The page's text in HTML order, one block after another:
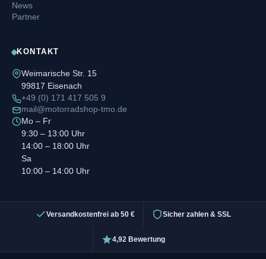
News
Partner
KONTAKT
Weimarische Str. 15
99817 Eisenach
+49 (0) 171 417 505 9
mail@motorradshop-tmo.de
Mo – Fr
9:30 – 13:00 Uhr
14:00 – 18:00 Uhr
Sa
10:00 – 14:00 Uhr
Versandkostenfrei ab 50 € Sicher zahlen & SSL
4,92 Bewertung